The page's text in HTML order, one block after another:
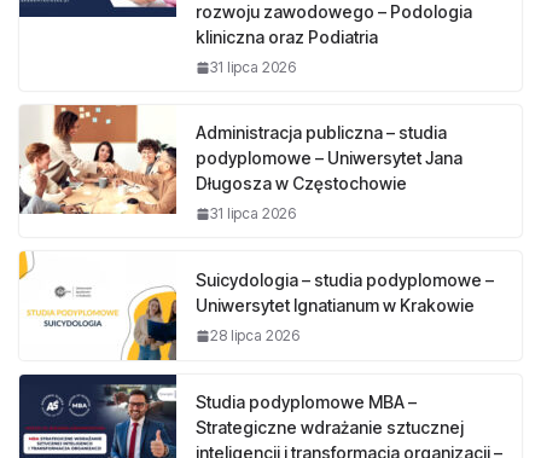
rozwoju zawodowego – Podologia
kliniczna oraz Podiatria
31 lipca 2026
Administracja publiczna – studia
podyplomowe – Uniwersytet Jana
Długosza w Częstochowie
31 lipca 2026
Suicydologia – studia podyplomowe –
Uniwersytet Ignatianum w Krakowie
28 lipca 2026
Studia podyplomowe MBA –
Strategiczne wdrażanie sztucznej
inteligencji i transformacja organizacji –